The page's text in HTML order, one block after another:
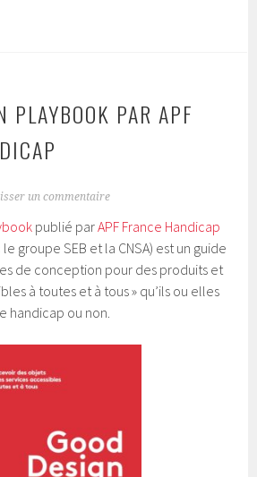
PLAYBOOK PAR APF
un commentaire
publié parAPF France Handicap
groupe SEB et la CNSA) est un guide
de conception pour des produits et
à toutes et à tous » qu’ils ou elles
handicap ou non.